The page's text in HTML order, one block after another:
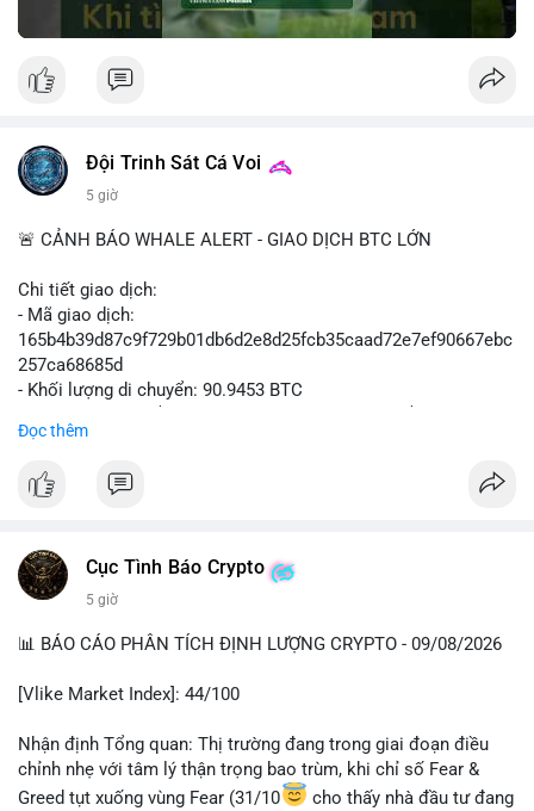
Đội Trinh Sát Cá Voi
5 giờ
🚨 CẢNH BÁO WHALE ALERT - GIAO DỊCH BTC LỚN
Chi tiết giao dịch:
- Mã giao dịch:
165b4b39d87c9f729b01db6d2e8d25fcb35caad72e7ef90667ebc
257ca68685d
- Khối lượng di chuyển: 90.9453 BTC
USD)
triệu USD, được chuyển trong một giao dịch duy nhất cho thấy
chủ thể có quy mô tài chính lớn. Nếu điểm đến là ví sàn giao
ngắn hạn. Ngược lại, nếu dòng tiền đổ về ví lạnh hoặc ví tự
giảm thiểu rủi ro sàn. Việc thiếu thông tin địa chỉ nguồn/đích
xác nhận tiếp theo để xác định xu hướng dòng tiền lớn trước
khi hành động.
Đọc thêm
Cục Tình Báo Crypto
5 giờ
📊 BÁO CÁO PHÂN TÍCH ĐỊNH LƯỢNG CRYPTO - 09/08/2026
[Vlike Market Index]: 44/100
Nhận định Tổng quan: Thị trường đang trong giai đoạn điều
chỉnh nhẹ với tâm lý thận trọng bao trùm, khi chỉ số Fear &
Greed tụt xuống vùng Fear (31/10
cho thấy nhà đầu tư đang